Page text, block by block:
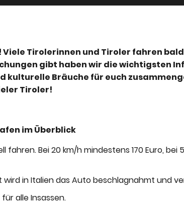
Tirolerinnen und Tiroler fahren
gibt haben wir die wichtigsten
kulturelle Bräuche für euch
Tiroler!
im Überblick
Bei 20 km/h mindestens 170 Euro, bei
wird in Italien das Auto beschlagnahmt und
alle Insassen.